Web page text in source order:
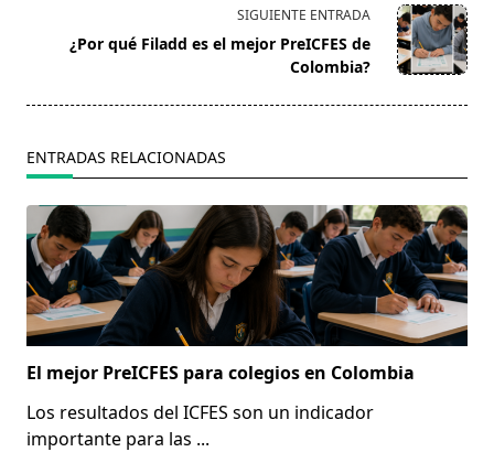
reader-
SIGUIENTE ENTRADA
¿Por qué Filadd es el mejor PreICFES de
Colombia?
ENTRADAS RELACIONADAS
El mejor PreICFES para colegios en Colombia
Los resultados del ICFES son un indicador
importante para las ...